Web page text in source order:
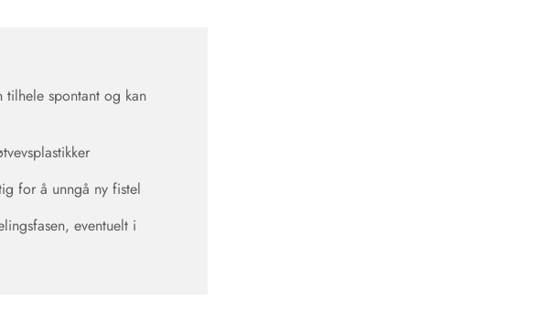
tilhele spontant og kan
for å unngå ny fistel
eventuelt i